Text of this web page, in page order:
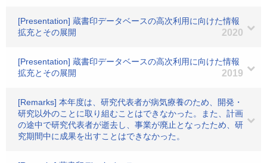
[Presentation] 蔵書印データベースの高次利用に向けた情報
拡充とその展開
2020
[Presentation] 蔵書印データベースの高次利用に向けた情報
拡充とその展開
2019
[Remarks] 本年度は、研究代表者が病気療養のため、開発・
研究以外のことに取り組むことはできなかった。また、計画
の途中で研究代表者が逝去し、事業が廃止となったため、研
究期間中に成果を出すことはできなかった。